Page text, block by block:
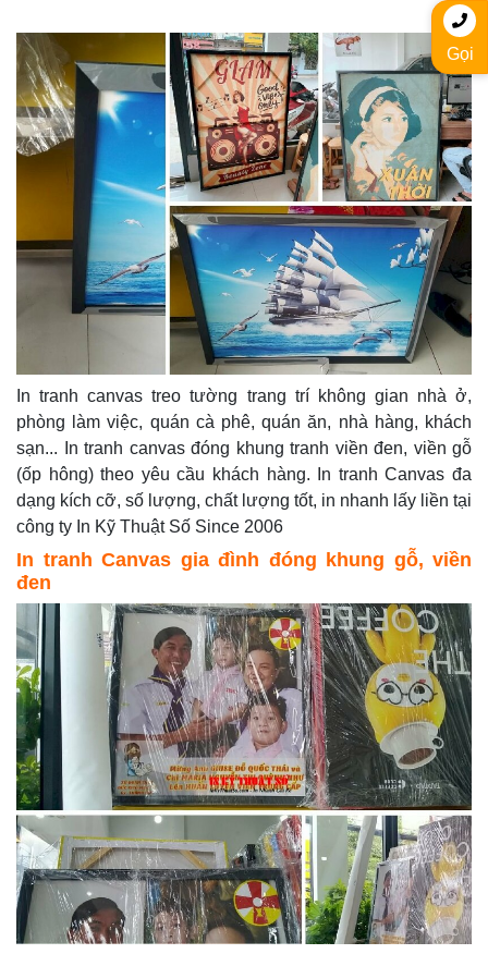
In tranh canvas treo tường trang trí không gian nhà ở,
phòng làm việc, quán cà phê, quán ăn, nhà hàng, khách
sạn... In tranh canvas đóng khung tranh viền đen, viền gỗ
(ốp hông) theo yêu cầu khách hàng. In tranh Canvas đa
dạng kích cỡ, số lượng, chất lượng tốt, in nhanh lấy liền tại
công ty In Kỹ Thuật Số Since 2006
In tranh Canvas gia đình đóng khung gỗ, viền
đen
Gọi